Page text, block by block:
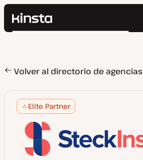
Kinsta®
Precios
Contacto
Buscar
Volver al directorio de agencias
Elite Partner